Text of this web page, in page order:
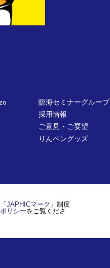
臨海セミナーグループ
採用情報
ご意見・ご要望
りんペングッズ
JAPHICマーク 」制度
リシーをご覧くださ